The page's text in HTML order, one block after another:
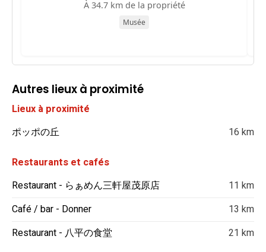
À 34.7 km de la propriété
Musée
Autres lieux à proximité
Lieux à proximité
ポッポの丘
16 km
Restaurants et cafés
Restaurant - らぁめん三軒屋茂原店
11 km
Café / bar - Donner
13 km
Restaurant - 八平の食堂
21 km